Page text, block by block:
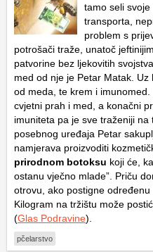
tamo seli
transporta,
problem s
potrošači traže, unatoč
patvorine bez ljekovitih
med od nje je Petar Matak.
od meda, te krem i
cvjetni prah i med, a konačni
imuniteta pa je sve traženiji
posebnog uređaja Petar
namjerava proizvoditi
prirodnom botoksu koji će,
ostanu vječno mlade”. Priču
otrovu, ako postigne
Kilogram na tržištu može
(Glas Podravine).
pčelarstvo